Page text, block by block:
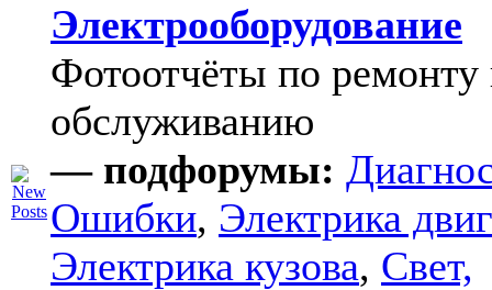
Электрооборудование
Фотоотчёты по ремонту
обслуживанию
— подфорумы:
Ошибки, Электрика
Электрика кузова, Свет,